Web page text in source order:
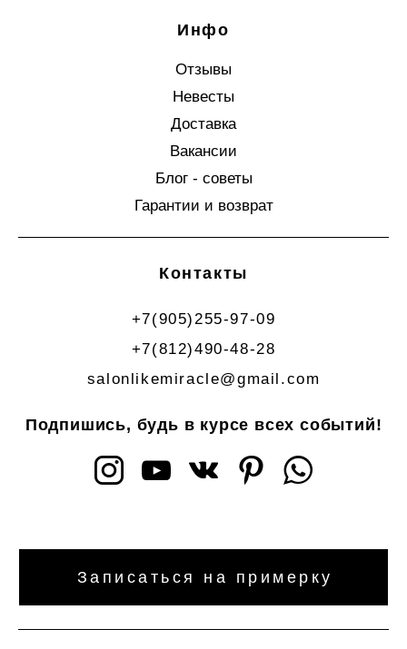
Инфо
Отзывы
Невесты
Доставка
Вакансии
Блог - советы
Гарантии и возврат
Контакты
+7(905)255-97-09
+7(812)490-48-28
salonlikemiracle@gmail.com
Подпишись, будь в курсе всех событий!
Записаться на примерку